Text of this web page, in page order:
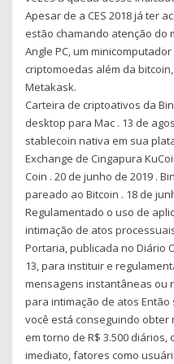
Apesar de a CES 2018 já ter
estão chamando atenção do
Angle PC, um
criptomoedas além da
Metakask.
Carteira de criptoativos da
desktop para Mac . 13 de
stablecoin nativa em sua
Exchange de Cingapura
Coin . 20 de junho de 2019 .
pareado ao Bitcoin . 18 de
Regulamentado o uso de
intimação de atos
Portaria, publicada no Diário
13, para instituir e
mensagens instantâneas ou
para intimação de atos Então
você está conseguindo obter
em torno de R$ 3.500 diários,
imediato, fatores como